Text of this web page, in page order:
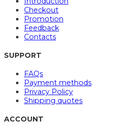
Checkout
Promotion
Feedback
Contacts
SUPPORT
FAQs
Payment methods
Privacy Policy
Shipping quotes
ACCOUNT